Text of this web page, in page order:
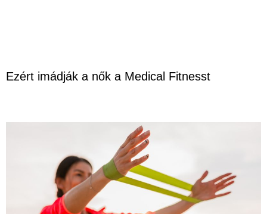
Ezért imádják a nők a Medical Fitnesst